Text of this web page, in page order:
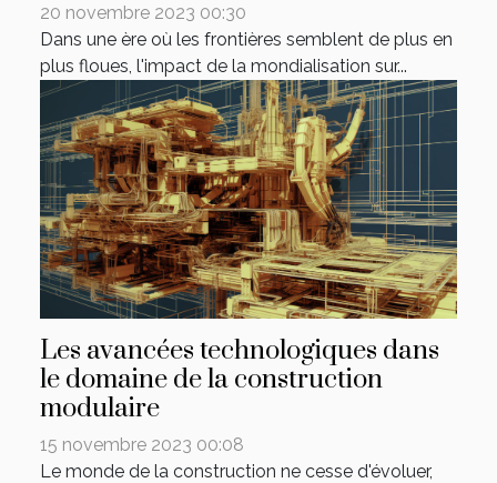
20 novembre 2023 00:30
Dans une ère où les frontières semblent de plus en
plus floues, l'impact de la mondialisation sur...
Les avancées technologiques dans
le domaine de la construction
modulaire
15 novembre 2023 00:08
Le monde de la construction ne cesse d'évoluer,